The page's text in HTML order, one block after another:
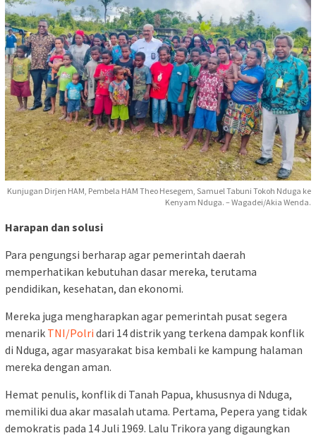
Kunjugan Dirjen HAM, Pembela HAM Theo Hesegem, Samuel Tabuni Tokoh Nduga ke
Kenyam Nduga. – Wagadei/Akia Wenda.
Harapan dan solusi
Para pengungsi berharap agar pemerintah daerah
memperhatikan kebutuhan dasar mereka, terutama
pendidikan, kesehatan, dan ekonomi.
Mereka juga mengharapkan agar pemerintah pusat segera
menarik TNI/Polri dari 14 distrik yang terkena dampak konflik
di Nduga, agar masyarakat bisa kembali ke kampung halaman
mereka dengan aman.
Hemat penulis, konflik di Tanah Papua, khususnya di Nduga,
memiliki dua akar masalah utama. Pertama, Pepera yang tidak
demokratis pada 14 Juli 1969. Lalu Trikora yang digaungkan